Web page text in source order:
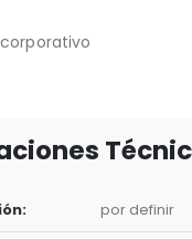
por definir